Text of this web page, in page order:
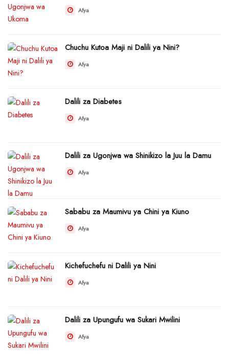
Afya
Chuchu Kutoa Maji ni Dalili ya Nini?
Afya
Dalili za Diabetes
Afya
Dalili za Ugonjwa wa Shinikizo la Juu la Damu
Afya
Sababu za Maumivu ya Chini ya Kiuno
Afya
Kichefuchefu ni Dalili ya Nini
Afya
Dalili za Upungufu wa Sukari Mwilini
Afya